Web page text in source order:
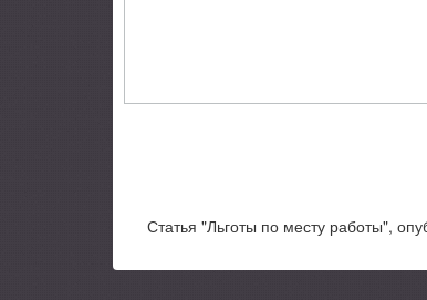
Статья "Льготы по месту работы",